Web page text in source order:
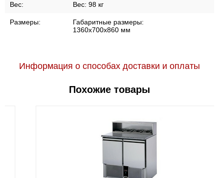
Вес: Вес: 98 кг
Размеры:
Габаритные размеры:
1360х700х860 мм
Информация о способах доставки и оплаты
Похожие товары